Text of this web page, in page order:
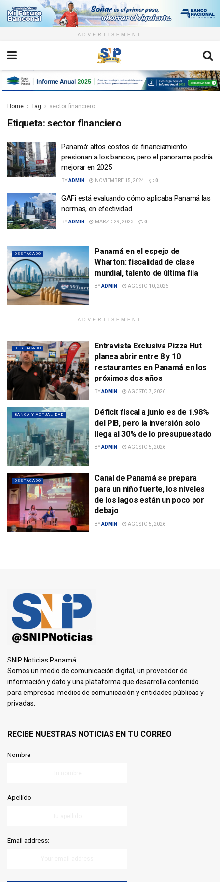
ADVERTISEMENT
Home Tag sector financiero
Etiqueta: sector financiero
Panamá: altos costos de financiamiento
presionan a los bancos, pero el panorama podría
mejorar en 2025
BYADMIN NOVIEMBRE 15, 2024 0
GAFi está evaluando cómo aplicaba Panamá las
normas, en efectividad
BYADMIN MARZO 29, 2023 0
DESTACADO
Panamá en el espejo de
Wharton: fiscalidad de clase
mundial, talento de última fila
BYADMIN AGOSTO 10, 2026
ADVERTISEMENT
DESTACADO
Entrevista Exclusiva Pizza Hut
planea abrir entre 8 y 10
restaurantes en Panamá en los
próximos dos años
BYADMIN AGOSTO 7, 2026
BANCA Y ACTUALIDAD
Déficit fiscal a junio es de 1.98%
del PIB, pero la inversión solo
llega al 30% de lo presupuestado
BYADMIN AGOSTO 5, 2026
DESTACADO
Canal de Panamá se prepara
para un niño fuerte, los niveles
de los lagos están un poco por
debajo
BYADMIN AGOSTO 5, 2026
SNIP Noticias Panamá
Somos un medio de comunicación digital, un proveedor de
información y dato y una plataforma que desarrolla contenido
para empresas, medios de comunicación y entidades públicas y
privadas.
RECIBE NUESTRAS NOTICIAS EN TU CORREO
Nombre
Apellido
Email address: